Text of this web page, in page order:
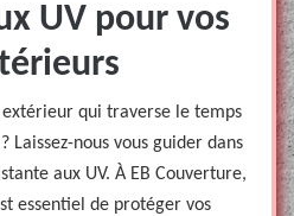
UV pour vos
qui traverse le temps
Laissez-nous vous guider dans
aux UV. À EB Couverture,
essentiel de protéger vos